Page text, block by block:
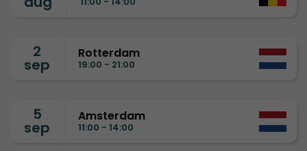
2
sep
Rotterdam
19:00 - 21:00
5
sep
Amsterdam
11:00 - 14:00